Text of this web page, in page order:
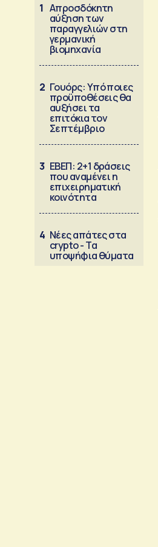
1 Απροσδόκητη
αύξηση των
παραγγελιών στη
γερμανική
βιομηχανία
2 Γουόρς: Υπό ποιες
προϋποθέσεις θα
αυξήσει τα
επιτόκια τον
Σεπτέμβριο
3 ΕΒΕΠ: 2+1 δράσεις
που αναμένει η
επιχειρηματική
κοινότητα
4 Νέες απάτες στα
crypto - Τα
υποψήφια θύματα